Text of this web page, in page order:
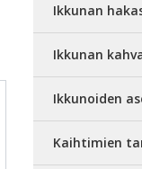
Ikkunan
Ikkunan
Ikkunoiden
Kaihtimien